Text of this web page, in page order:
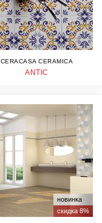
CERACASA CERAMICA
ANTIC
новинка
скидка 8%